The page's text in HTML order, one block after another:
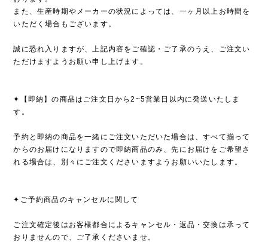
また、生産時期やメーカーの状況によっては、一ヶ月以上お時間を
いただく場合もございます。
誠に恐れ入りますが、上記内容をご確認・ご了承のうえ、ご注文い
ただけますようお願い申し上げます。
✦【即納】の商品はご注文日から2~5営業日以内に発送いたしま
す。
予約と即納の商品を一緒にご注文いただいた場合は、すべて揃って
からのお届けになりますので即納商品のみ、先にお届けをご希望さ
れる場合は、別々にご注文くださいますようお願いいたします。
✦ご予約商品のキャンセルに関して
ご注文確定後はお客様都合によるキャンセル・返品・交換は承って
おりませんので、ご了承くださいませ。